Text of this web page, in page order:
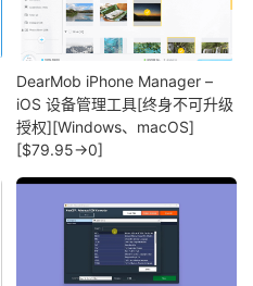
DearMob iPhone Manager –
iOS 设备管理工具[终身不可升级
授权][Windows、macOS]
[$79.95→0]